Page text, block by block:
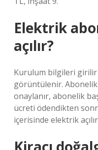
Elektrik
açılır?
Kurulum bilgileri
görüntülenir.
onaylanır, abonelik
ücreti ödendikten
içerisinde elektrik